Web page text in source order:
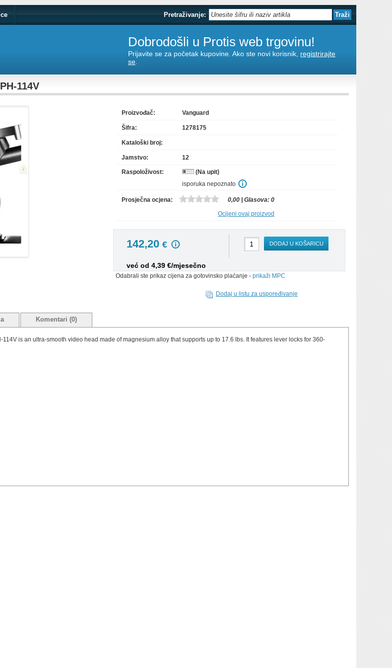
Pretraživanje:
Dobrodošli u Protis web trgovinu!
Prijavite se za početak kupovine. Ako ste novi korisnik, registrirajte
se
114V
Proizvođač: Vanguard
Šifra: 1278175
Kataloški broj:
Jamstvo: 12
Raspoloživost:
(Na upit)
isporuka nepoznato
Prosječna ocjena: 0,00 | Glasova: 0
Ocijeni ovaj proizvod
142,20 €
već od 4,39 €/mjesečno
DODAJ U KOŠARICU
Odabrali ste prikaz cijena za gotovinsko plaćanje - prikaži MPC
Dodaj u listu za uspoređivanje
Komentari (0)
is an ultra-smooth video head made of magnesium alloy that supports up to 17.6 lbs. It features lever locks for 360-